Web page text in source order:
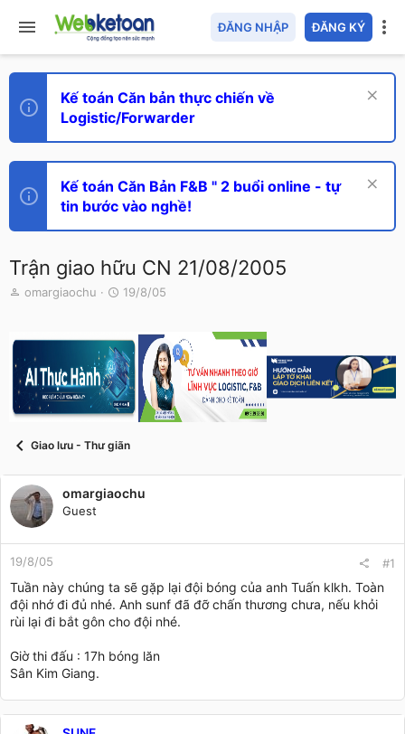
ĐĂNG NHẬP ĐĂNG KÝ
Kế toán Căn bản thực chiến về
Logistic/Forwarder
Kế toán Căn Bản F&B " 2 buổi online - tự
tin bước vào nghề!
Trận giao hữu CN 21/08/2005
T
e
a
d
s
a
r
omargiaochu
N
y
g
ử
i
19/8/05
Giao lưu - Thư giãn
omargiaochu
Guest
19/8/05 #1
Tuần này chúng ta sẽ gặp lại đội bóng của anh Tuấn klkh. Toàn
đội nhớ đi đủ nhé. Anh sunf đã đỡ chấn thương chưa, nếu khỏi
rùi lại đi bắt gôn cho đội nhé.
Giờ thi đấu : 17h bóng lăn
Sân Kim Giang.